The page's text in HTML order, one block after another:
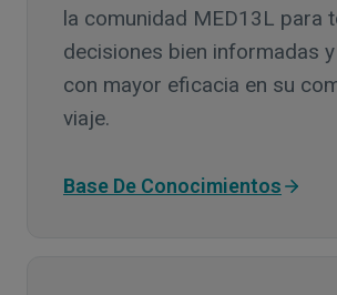
la comunidad MED13L para
decisiones bien informadas
con mayor eficacia en su
viaje.
Base De Conocimientos